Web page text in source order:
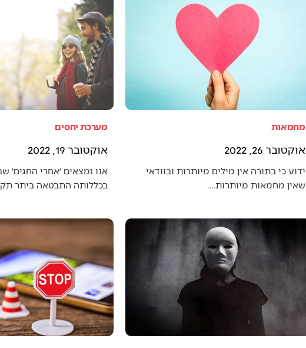
מחמאות
אוקטובר 26, 2022
ידוע כי בתורה אין מילים מיותרות ובוודאי
שאין מחמאות מיותרות.…
מערכת יחסים
אוקטובר 19, 2022
אנו נמצאים ׳אחרי
בכללותה התבטאה ביתר